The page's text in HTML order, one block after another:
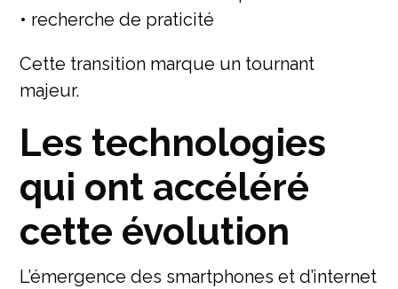
• recherche de praticité
Cette transition marque un tournant
majeur.
Les technologies
qui ont accéléré
cette évolution
L’émergence des smartphones et d’internet